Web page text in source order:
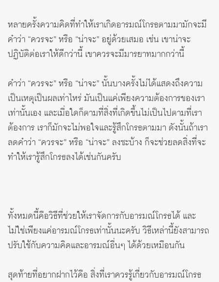
หลายครั้งความคิดที่ทำให้เราเกิดอารมณ์โกรธตามมามักจะมี
คำว่า “ควรจะ” หรือ “น่าจะ” อยู่ด้วยเสมอ เช่น เขาน่าจะ
ปฏิบัติต่อเราให้ดีกว่านี้ เขาควรจะมีมารยาทมากกว่านี้
คำว่า “ควรจะ” หรือ “น่าจะ” นั้นบางครั้งไม่ได้แสดงถึงความ
เป็นเหตุเป็นผลเท่าไหร่ มันเป็นแค่เพียงความต้องการของเรา
เท่านั้นเอง และเมื่อใดก็ตามที่สิ่งที่เกิดขึ้นไม่เป็นไปตามที่เรา
ต้องการ เราก็มักจะไม่พอใจและรู้สึกโกรธตามมา ดังนั้นถ้าเรา
ลดคำว่า “ควรจะ” หรือ “น่าจะ” ลงซะบ้าง ก็จะช่วยลดสิ่งที่จะ
ทำให้เรารู้สึกโกรธลงได้เช่นกันครับ
ทั้งหมดนี้คือวิธีที่ช่วยให้เราจัดการกับอารมณ์โกรธได้ และ
ไม่ใช่เพียงแค่อารมณ์โกรธเท่านั้นนะครับ วิธีเหล่านี้ยังสามารถ
ปรับใช้กับความคิดและอารมณ์อื่นๆ ได้ด้วยเหมือนกัน
สุดท้ายที่อยากฝากไว้คือ สิ่งที่เราควรรู้เกี่ยวกับอารมณ์โกรธ